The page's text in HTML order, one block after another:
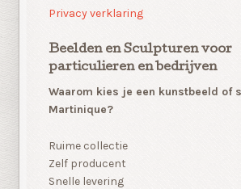
Privacy verklaring
Beelden en Sculpturen voor
particulieren en bedrijven
Waarom kies je een kunstbeeld of
Martinique?
Ruime collectie
Zelf producent
Snelle levering